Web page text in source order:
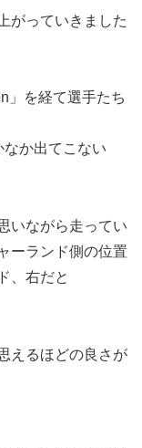
がっていきました
」を経て選手たち
なか出てこない
いながら走ってい
ーランド側の位置
、右だと
えるほどの良さが